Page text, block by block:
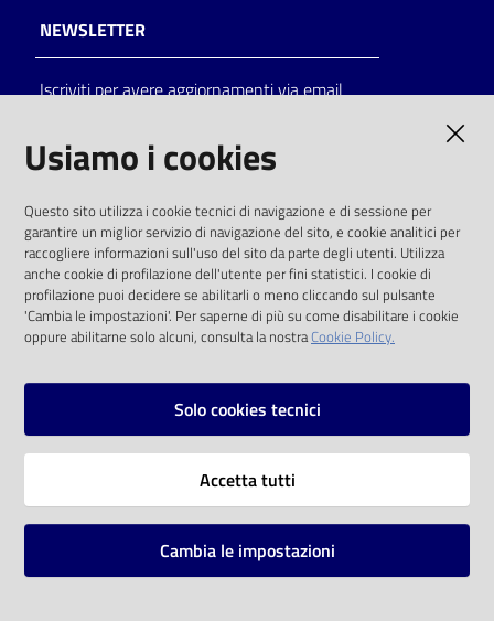
NEWSLETTER
Iscriviti per avere aggiornamenti via email
solo alle condizioni previste dalla direttiva
comunitaria 2003/98/CE e dal d.lgs. 36/2006
SOCIAL
Instagram
Vai alla pagina
Mappa del sito
Usiamo i cookies
Questo sito utilizza i cookie tecnici di navigazione e di sessione per
garantire un miglior servizio di navigazione del sito, e cookie analitici per
raccogliere informazioni sull'uso del sito da parte degli utenti. Utilizza
anche cookie di profilazione dell'utente per fini statistici. I cookie di
profilazione puoi decidere se abilitarli o meno cliccando sul pulsante
'Cambia le impostazioni'. Per saperne di più su come disabilitare i cookie
oppure abilitarne solo alcuni, consulta la nostraCookie Policy.
Solo cookies tecnici
Accetta tutti
Cambia le impostazioni